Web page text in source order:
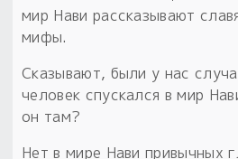
мир Нави рассказывают
мифы.
Сказывают, были у нас
человек спускался в мир
он там?
Нет в мире Нави привычных